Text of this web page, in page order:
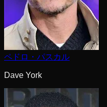
ペドロ・パスカル
Dave York